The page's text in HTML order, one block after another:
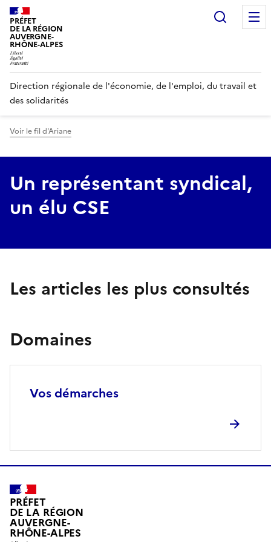
Panneau de gestion des cookies
PRÉFET
DE LA RÉGION
AUVERGNE-
RHÔNE-ALPES
Direction régionale de l'économie, de l'emploi, du travail et
des solidarités
Voir le fil d'Ariane
Un représentant syndical,
un élu CSE
Les articles les plus consultés
Domaines
Vos démarches
PRÉFET
DE LA RÉGION
AUVERGNE-
RHÔNE-ALPES